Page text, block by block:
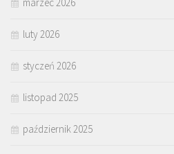
luty 2026
styczeń 2026
listopad 2025
październik 2025